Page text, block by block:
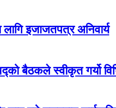
लागि इजाजतपत्र अनिवार्य
बैठकले स्वीकृत गर्यो